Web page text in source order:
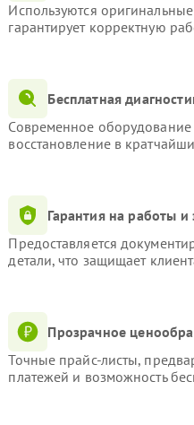
Используются
гарантирует корректную
Бесплатная
Современное оборудование
восстановление в
Гарантия на работы и
Предоставляется
детали, что защищает
Прозрачное
Точные прайс-листы,
платежей и возможность